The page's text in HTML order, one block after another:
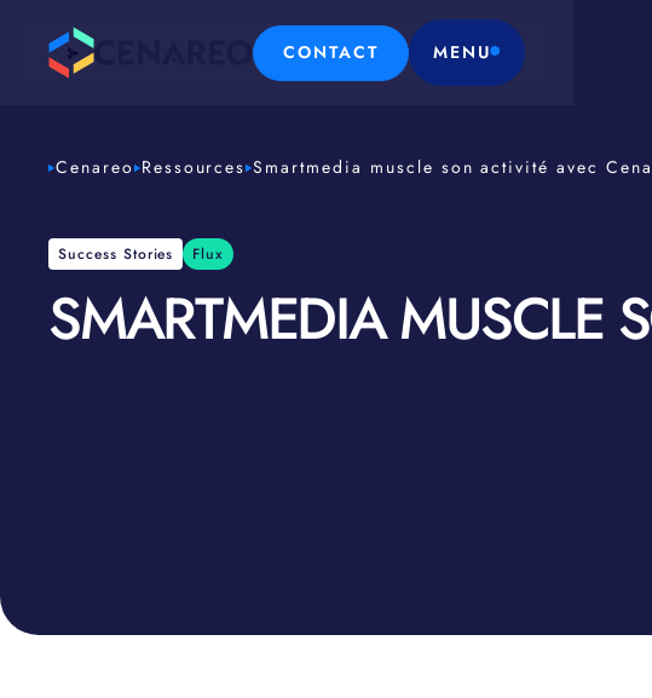
CONTACT MENU
Cenareo Ressources Smartmedia muscle son activité avec
Success Stories Flux
SMARTMEDIA MUSCLE